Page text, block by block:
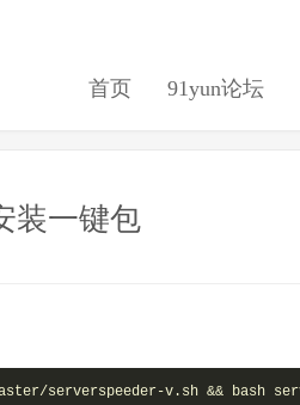
首页 91yun论坛
装一键包
serverspeeder-v.sh && bash